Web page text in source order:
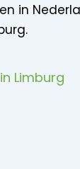
in
Limburg